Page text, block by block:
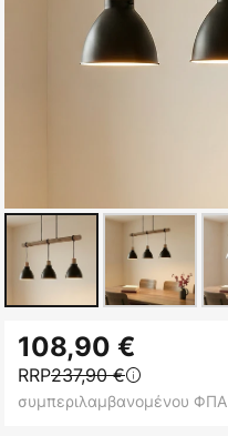
στην
αρχή
της
108,90 €
RRP237,90 €
συμπεριλαμβανομένου ΦΠΑ